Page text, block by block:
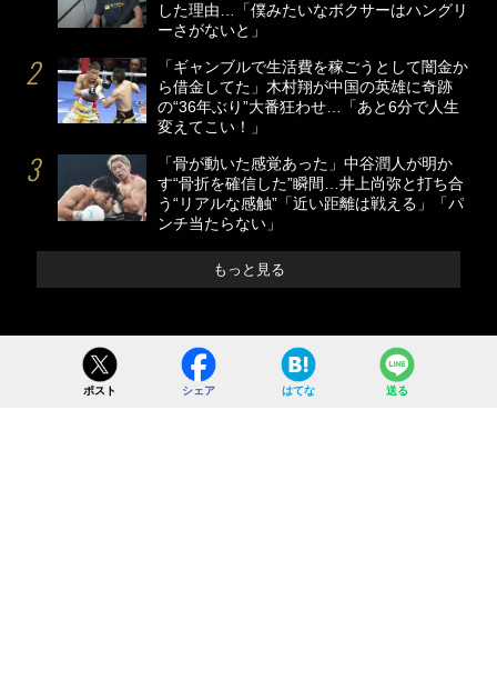
した理由…「僕みたいなボクサーはハングリ
ーさがないと」
「ギャンブルで生活費を稼ごうとして闇金か
ら借金してた」木村翔が中国の英雄に奇跡
の“36年ぶり”大番狂わせ…「あと6分で人生
変えてこい！」
「骨が動いた感覚あった」中谷潤人が明か
す“骨折を確信した”瞬間…井上尚弥と打ち合
う“リアルな感触”「近い距離は戦える」「パ
ンチ当たらない」
もっと見る
ポスト シェア はてな 送る